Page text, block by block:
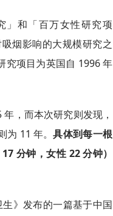
」和「百万女性研究项
烟影响的大规模研究之
究项目为英国自 1996 年
，而本次研究则发现，
为 11 年。具体到每一根
分钟，女性 22 分钟）
》发布的一篇基于中国